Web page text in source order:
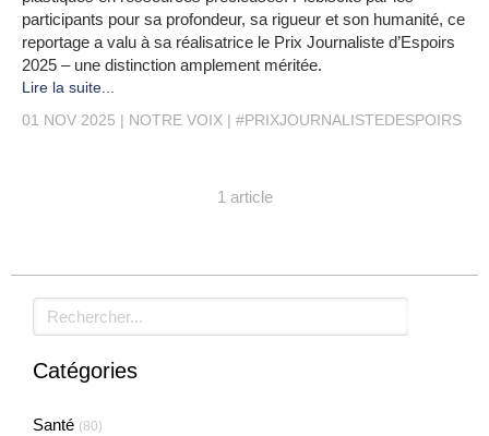
participants pour sa profondeur, sa rigueur et son humanité, ce
reportage a valu à sa réalisatrice le Prix Journaliste d’Espoirs
2025 – une distinction amplement méritée.
Lire la suite...
01 NOV 2025
NOTRE VOIX #PRIXJOURNALISTEDESPOIRS
1 article
Rechercher
Catégories
Santé (80)